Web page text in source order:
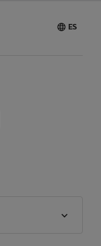
 ES